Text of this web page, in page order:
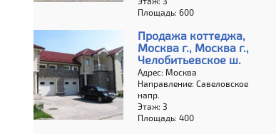
Площадь: 600
Продажа коттеджа,
Москва г., Москва г.,
Челобитьевское ш.
Адрес: Москва
Направление: Савеловское
напр.
Этаж: 3
Площадь: 400